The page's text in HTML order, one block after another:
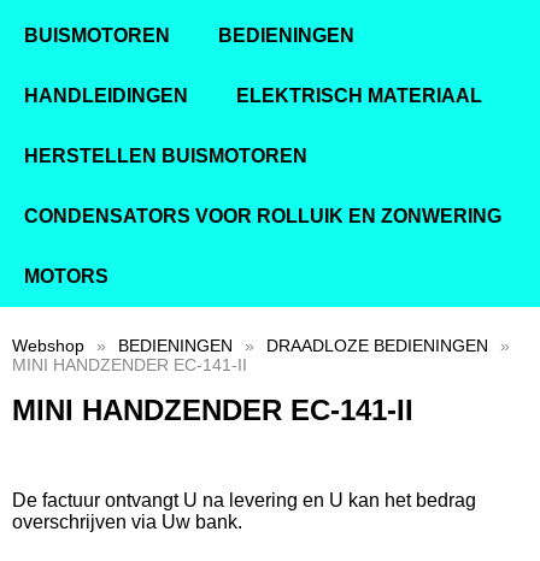
BUISMOTOREN BEDIENINGEN
HANDLEIDINGEN ELEKTRISCH MATERIAAL
HERSTELLEN BUISMOTOREN
CONDENSATORS VOOR ROLLUIK EN ZONWERING
MOTORS
Webshop » BEDIENINGEN » DRAADLOZE BEDIENINGEN
»
MINI HANDZENDER EC-141-II
MINI HANDZENDER EC-141-II
De factuur ontvangt U na levering en U kan het bedrag
overschrijven via Uw bank.